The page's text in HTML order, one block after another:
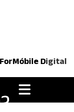
ForMóbile Digital
Open
main
menu